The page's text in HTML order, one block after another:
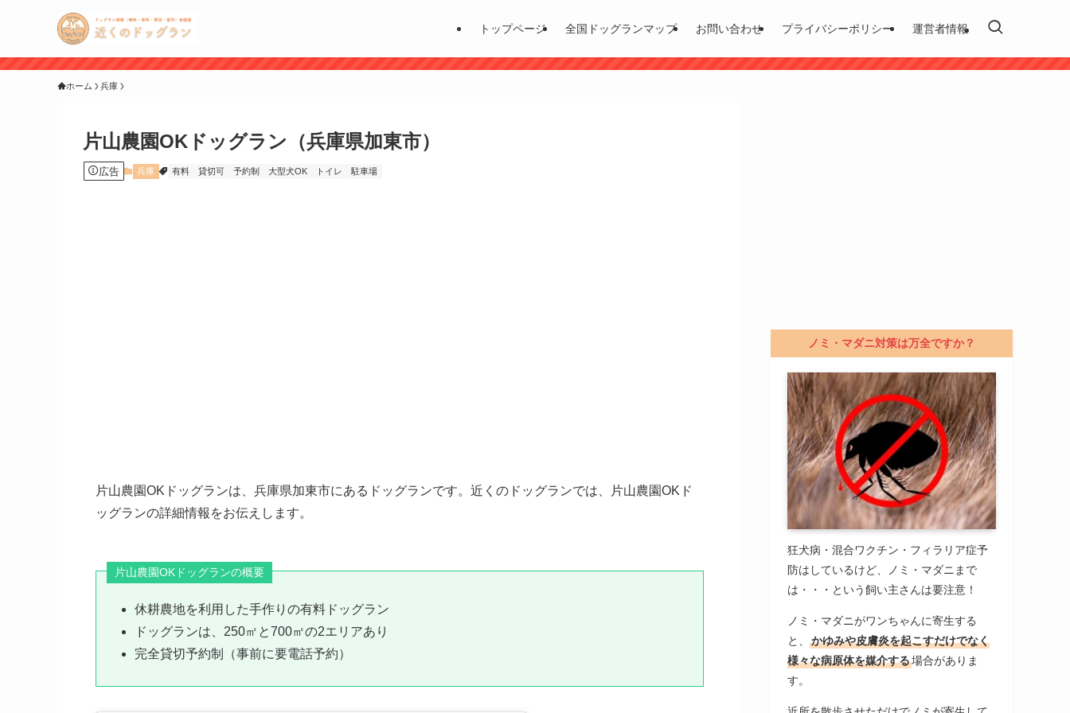
トップページ 全国ドッグランマップ お問い合わせ プライバシーポリシー 運営者情報
ホーム 兵庫
片山農園OKドッグラン（兵庫県加東市）
広告 兵庫 有料 貸切可 予約制 大型犬OK トイレ 駐車場
片山農園OKドッグランは、兵庫県加東市にあるドッグランです。近くのドッグランでは、片山農園OKド
ッグランの詳細情報をお伝えします。
片山農園OKドッグランの概要
休耕農地を利用した手作りの有料ドッグラン
ドッグランは、250㎡と700㎡の2エリアあり
完全貸切予約制（事前に要電話予約）
ノミ・マダニ対策は万全ですか？
狂犬病・混合ワクチン・フィラリア症予
防はしているけど、ノミ・マダニまで
は・・・という飼い主さんは要注意！
ノミ・マダニがワンちゃんに寄生する
と、
かゆみや皮膚炎を起こすだけでなく
様々な病原体を媒介する場合がありま
す。